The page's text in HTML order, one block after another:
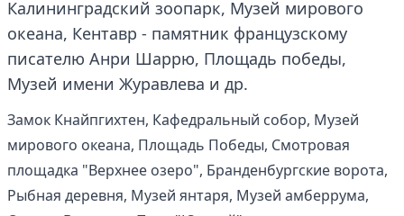
Калининградский зоопарк, Музей мирового
океана, Кентавр - памятник французскому
писателю Анри Шаррю, Площадь победы,
Музей имени Журавлева и др.
Замок Кнайпгихтен, Кафедральный собор, Музей
мирового океана, Площадь Победы, Смотровая
площадка "Верхнее озеро", Бранденбургские ворота,
Рыбная деревня, Музей янтаря, Музей амберрума,